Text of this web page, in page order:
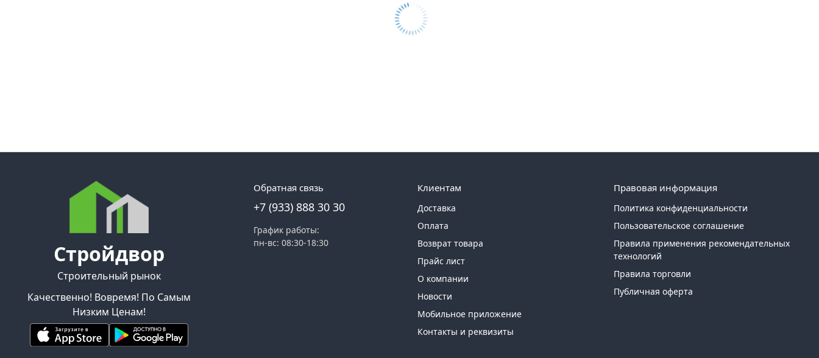
Стройдвор
Строительный рынок
Качественно! Вовремя! По Самым
Низким Ценам!
Обратная связь
+7 (933) 888 30 30
График работы:
пн-вс: 08:30-18:30
Клиентам
Доставка
Оплата
Возврат товара
Прайс лист
О компании
Новости
Мобильное приложение
Контакты и реквизиты
Правовая информация
Политика конфиденциальности
Пользовательское соглашение
Правила применения рекомендательных
технологий
Правила торговли
Публичная оферта